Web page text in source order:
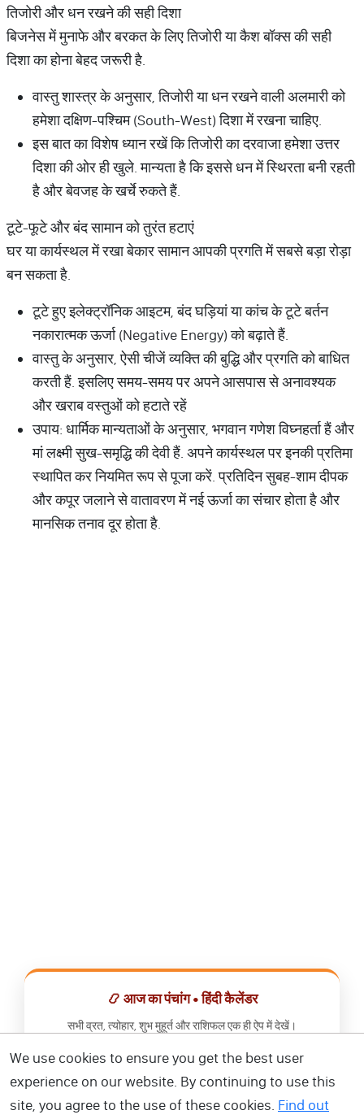
तिजोरी और धन रखने की सही दिशा
बिजनेस में मुनाफे और बरकत के लिए तिजोरी या कैश बॉक्स की सही
दिशा का होना बेहद जरूरी है.
वास्तु शास्त्र के अनुसार, तिजोरी या धन रखने वाली अलमारी को
हमेशा दक्षिण-पश्चिम (South-West) दिशा में रखना चाहिए.
इस बात का विशेष ध्यान रखें कि तिजोरी का दरवाजा हमेशा उत्तर
दिशा की ओर ही खुले. मान्यता है कि इससे धन में स्थिरता बनी रहती
है और बेवजह के खर्चे रुकते हैं.
टूटे-फूटे और बंद सामान को तुरंत हटाएं
घर या कार्यस्थल में रखा बेकार सामान आपकी प्रगति में सबसे बड़ा रोड़ा
बन सकता है.
टूटे हुए इलेक्ट्रॉनिक आइटम, बंद घड़ियां या कांच के टूटे बर्तन
नकारात्मक ऊर्जा (Negative Energy) को बढ़ाते हैं.
वास्तु के अनुसार, ऐसी चीजें व्यक्ति की बुद्धि और प्रगति को बाधित
करती हैं. इसलिए समय-समय पर अपने आसपास से अनावश्यक
और खराब वस्तुओं को हटाते रहें
उपाय: धार्मिक मान्यताओं के अनुसार, भगवान गणेश विघ्नहर्ता हैं और
मां लक्ष्मी सुख-समृद्धि की देवी हैं. अपने कार्यस्थल पर इनकी प्रतिमा
स्थापित कर नियमित रूप से पूजा करें. प्रतिदिन सुबह-शाम दीपक
और कपूर जलाने से वातावरण में नई ऊर्जा का संचार होता है और
मानसिक तनाव दूर होता है.
📿 आज का पंचांग • हिंदी कैलेंडर
सभी व्रत, त्योहार, शुभ मुहूर्त और राशिफल एक ही ऐप में देखें।
📅 हिंदी कैलेंडर ऐप डाउनलोड करें
We use cookies to ensure you get the best user
experience on our website. By continuing to use this
site, you agree to the use of these cookies. Find out